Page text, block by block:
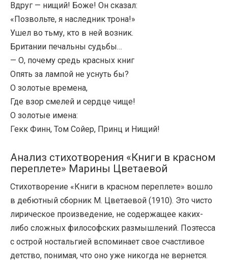
Вдруг — нищий! Боже! Он сказал:
«Позвольте, я наследник трона!»
Ушел во тьму, кто в ней возник.
Британии печальны судьбы…
— О, почему средь красных книг
Опять за лампой не уснуть бы?
О золотые времена,
Где взор смелей и сердце чище!
О золотые имена:
Гекк Финн, Том Сойер, Принц и Нищий!
Анализ стихотворения «Книги в красном
переплете» Марины Цветаевой
Стихотворение «Книги в красном переплете» вошло
в дебютный сборник М. Цветаевой (1910). Это чисто
лирическое произведение, не содержащее каких-
либо сложных философских размышлений. Поэтесса
с острой ностальгией вспоминает свое счастливое
детство, понимая, что оно уже никогда не вернется.